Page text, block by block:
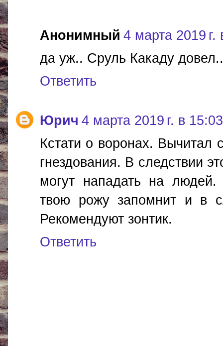
Анонимный 4 марта 2019 г.
да уж.. Сруль Какаду
Ответить
Юрич 4 марта 2019 г. в 15:03
Кстати о воронах. Вычитал
гнездования. В следствии
могут нападать на
твою рожу запомнит и в
Рекомендуют зонтик.
Ответить